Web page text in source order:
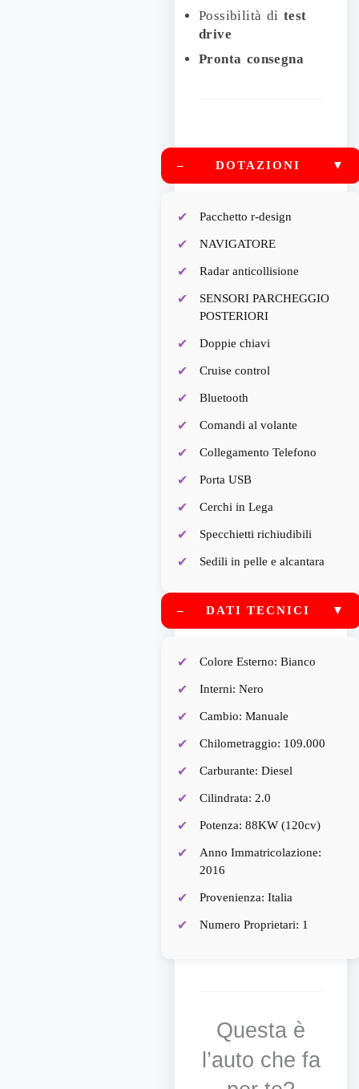
Possibilità di test
drive
Pronta consegna
– DOTAZIONI ▼
Pacchetto r-design
NAVIGATORE
Radar anticollisione
SENSORI PARCHEGGIO
POSTERIORI
Doppie chiavi
Cruise control
Bluetooth
Comandi al volante
Collegamento Telefono
Porta USB
Cerchi in Lega
Specchietti richiudibili
Sedili in pelle e alcantara
– DATI TECNICI ▼
Colore Esterno: Bianco
Interni: Nero
Cambio: Manuale
Chilometraggio: 109.000
Carburante: Diesel
Cilindrata: 2.0
Potenza: 88KW (120cv)
Anno Immatricolazione:
2016
Provenienza: Italia
Numero Proprietari: 1
Questa è
l’auto che fa